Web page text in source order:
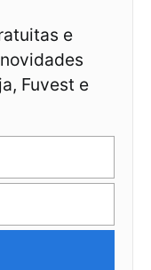
e
Fuvest e